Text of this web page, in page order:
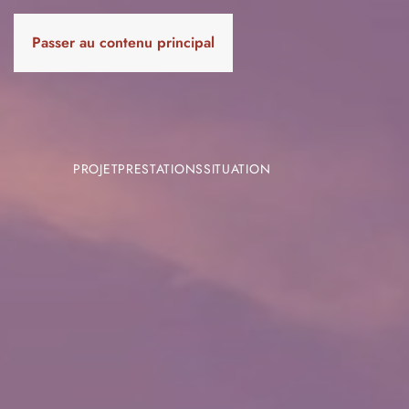
Passer au contenu principal
PROJETPRESTATIONSSITUATION